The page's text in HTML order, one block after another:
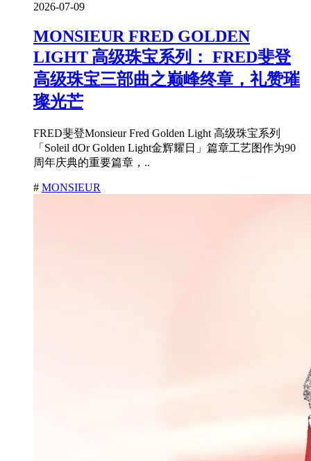
2026-07-09
MONSIEUR FRED GOLDEN
LIGHT 高级珠宝系列： FRED斐登
高级珠宝三部曲之巅峰终章，礼赞璀
璨光芒
FRED斐登Monsieur Fred Golden Light 高级珠宝系列
「Soleil dOr Golden Light金辉耀日」篇章工艺图作为90
周年庆典的重要篇章，..
# MONSIEUR